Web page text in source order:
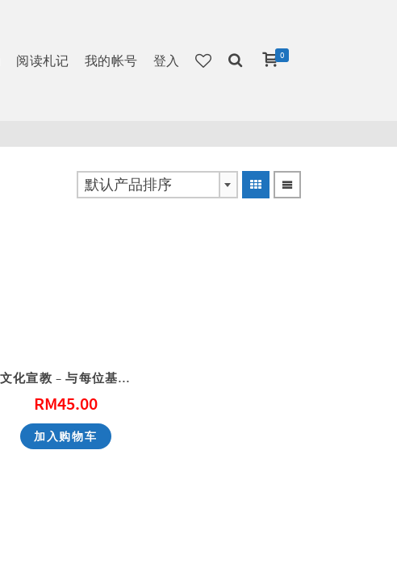
阅读札记 我的帐号 登入 0
默认产品排序
文化宣教 – 与每位基督徒息息相关的爱邻舍计画
RM45.00
加入购物车